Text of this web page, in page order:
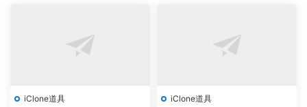
iClone道具 iClone道具